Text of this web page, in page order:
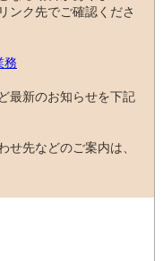
ンク先でご確認くださ
務
最新のお知らせを下記
せ先などのご案内は、